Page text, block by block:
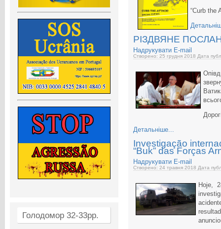
Голодомор 32-33рр.
“Curb the
РІЗДВЯНЕ
Надрукувати E-mail
Створено: 25 грудня 2018 Дата
Детальніше...
Investigação
“Buk” das Forças
Надрукувати E-mail
Створено: 24 травня 2018 Дата
Hoje,